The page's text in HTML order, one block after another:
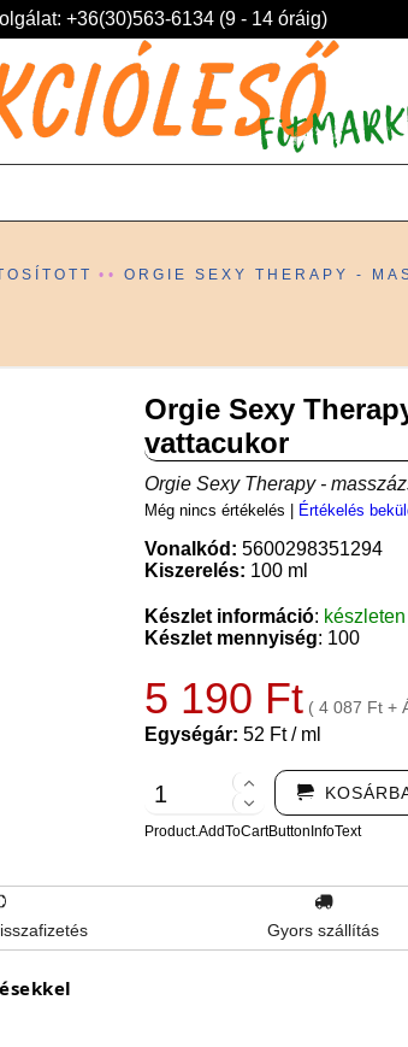
+36(30)563-6134 (9 - 14 óráig)
ORGIE SEXY THERAPY -
Orgie Sexy
vattacukor
Orgie Sexy Therapy -
Még nincs értékelés Értékelés
Vonalkód: 5600298351294
Kiszerelés: 100 ml
Készlet információ: készleten
Készlet mennyiség: 100
5 190 Ft ( 4 087 Ft +
Egységár: 52 Ft / ml
Product.AddToCartButtonInfoText
Gyors szállítás